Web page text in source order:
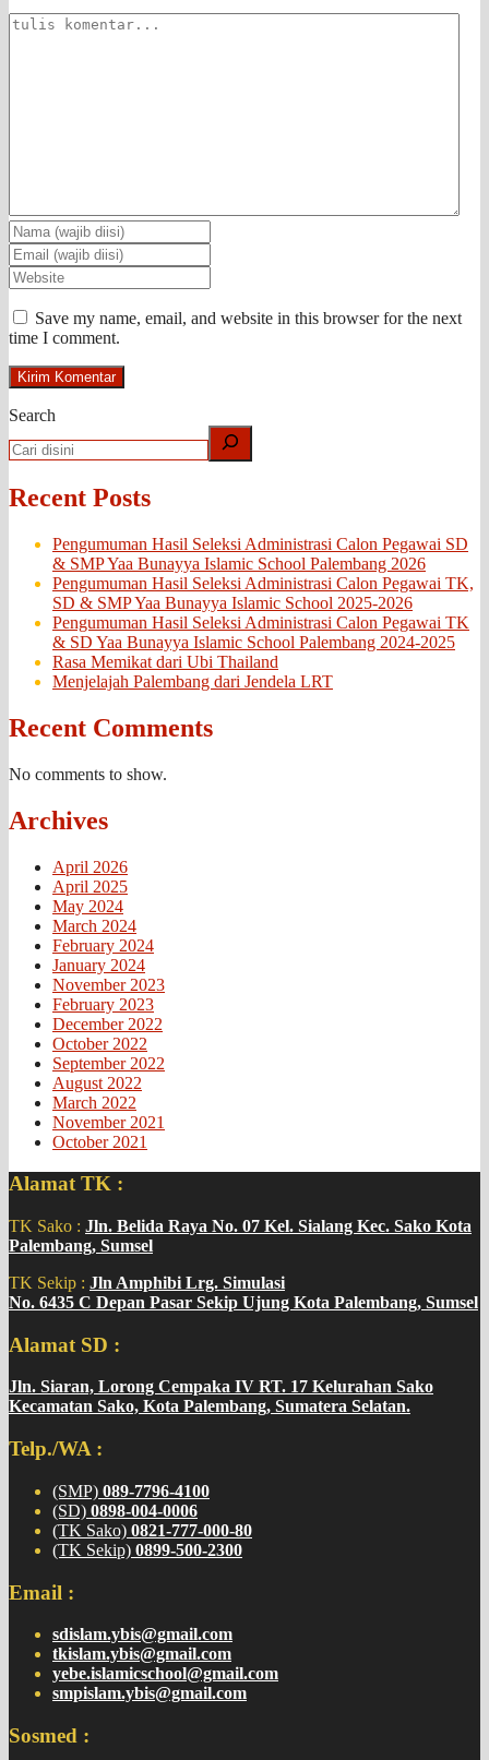
Save my name, email, and website in this browser for the next
time I comment.
Search
Recent Posts
Pengumuman Hasil Seleksi Administrasi Calon Pegawai SD
& SMP Yaa Bunayya Islamic School Palembang 2026
Pengumuman Hasil Seleksi Administrasi Calon Pegawai TK,
SD & SMP Yaa Bunayya Islamic School 2025-2026
Pengumuman Hasil Seleksi Administrasi Calon Pegawai TK
& SD Yaa Bunayya Islamic School Palembang 2024-2025
Rasa Memikat dari Ubi Thailand
Menjelajah Palembang dari Jendela LRT
Recent Comments
No comments to show.
Archives
April 2026
April 2025
May 2024
March 2024
February 2024
January 2024
November 2023
February 2023
December 2022
October 2022
September 2022
August 2022
March 2022
November 2021
October 2021
Alamat TK :
TK Sako : Jln. Belida Raya No. 07 Kel. Sialang Kec. Sako Kota
Palembang, Sumsel
TK Sekip : Jln Amphibi Lrg. Simulasi
No. 6435 C Depan Pasar Sekip Ujung Kota Palembang, Sumsel
Alamat SD :
Jln. Siaran, Lorong Cempaka IV RT. 17 Kelurahan Sako
Kecamatan Sako, Kota Palembang, Sumatera Selatan.
Telp./WA :
(SMP) 089-7796-4100
(SD) 0898-004-0006
(TK Sako) 0821-777-000-80
(TK Sekip) 0899-500-2300
Email :
sdislam.ybis@gmail.com
tkislam.ybis@gmail.com
yebe.islamicschool@gmail.com
smpislam.ybis@gmail.com
Sosmed :